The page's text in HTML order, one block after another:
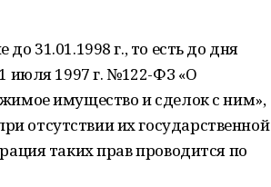
31.01.1998 г., то есть до дня
июля 1997 г. №122-ФЗ «О
имущество и сделок с ним»,
отсутствии их государственной
таких прав проводится по